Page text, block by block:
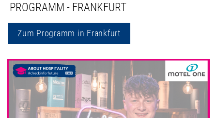
PROGRAMM - FRANKFURT
Zum Programm in Frankfurt